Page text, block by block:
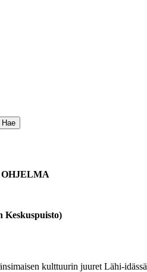
Keskuspuisto)
kulttuurin juuret Lähi-idässä